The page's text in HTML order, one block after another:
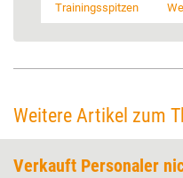
Trainingsspitzen
Weitere Artikel zum
Verkauft Personaler